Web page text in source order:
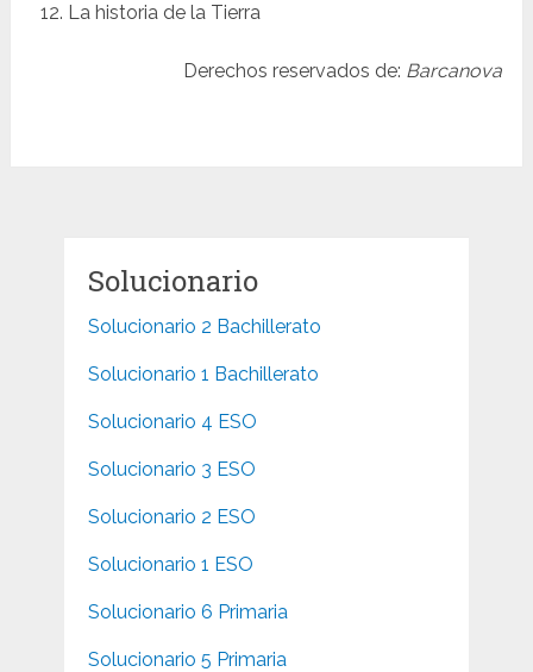
La historia de la Tierra
Derechos reservados de: Barcanova
Solucionario
Solucionario 2 Bachillerato
Solucionario 1 Bachillerato
Solucionario 4 ESO
Solucionario 3 ESO
Solucionario 2 ESO
Solucionario 1 ESO
Solucionario 6 Primaria
Solucionario 5 Primaria